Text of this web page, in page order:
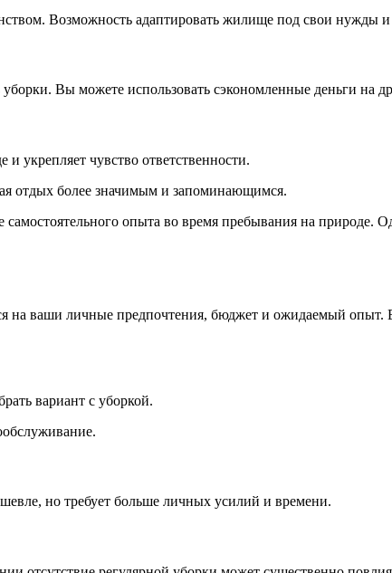
Возможность адаптировать жилище под свои нужды
Вы можете использовать сэкономленные деньги на
укрепляет чувство ответственности.
отдых более значимым и запоминающимся.
опыта во время пребывания на природе.
ваши личные предпочтения, бюджет и ожидаемый опыт.
вариант с уборкой.
но требует больше личных усилий и времени.